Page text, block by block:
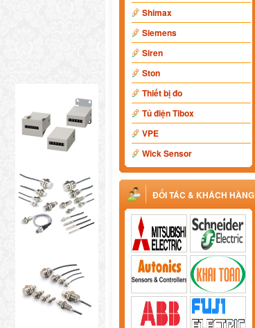
Shimax
Siemens
Siren
Ston
Thiết bị đo
Tủ điện Tibox
VPE
Wick Sensor
ĐỐI TÁC & KHÁCH HÀNG